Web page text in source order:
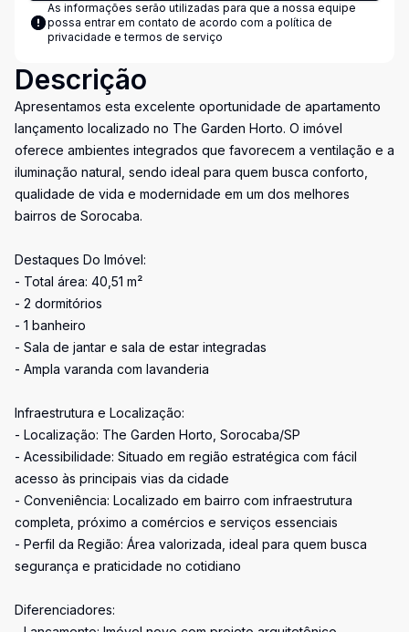
As informações serão utilizadas para que a nossa equipe
possa entrar em contato de acordo com a política de
privacidade e termos de serviço
Descrição
Apresentamos esta excelente oportunidade de apartamento
lançamento localizado no The Garden Horto. O imóvel
oferece ambientes integrados que favorecem a ventilação e a
iluminação natural, sendo ideal para quem busca conforto,
qualidade de vida e modernidade em um dos melhores
bairros de Sorocaba.
Destaques Do Imóvel:
- Total área: 40,51 m²
- 2 dormitórios
- 1 banheiro
- Sala de jantar e sala de estar integradas
- Ampla varanda com lavanderia
Infraestrutura e Localização:
- Localização: The Garden Horto, Sorocaba/SP
- Acessibilidade: Situado em região estratégica com fácil
acesso às principais vias da cidade
- Conveniência: Localizado em bairro com infraestrutura
completa, próximo a comércios e serviços essenciais
- Perfil da Região: Área valorizada, ideal para quem busca
segurança e praticidade no cotidiano
Diferenciadores: